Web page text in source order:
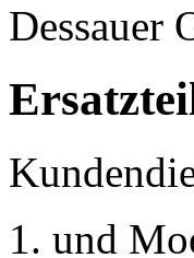
Dessauer
und